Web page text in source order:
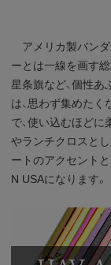
アメリカ製バンダ
ーとは一線を画す総
星条旗など、個性
は、思わず集めた
で、使い込むほど
やランチクロスと
ートのアクセント
N USAになります。